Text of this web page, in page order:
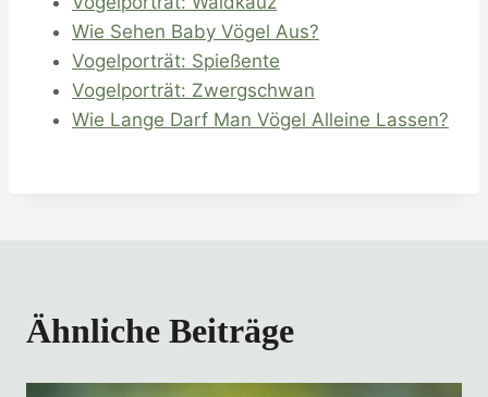
Wie Sehen Baby Vögel Aus?
Vogelporträt: Spießente
Vogelporträt: Zwergschwan
Wie Lange Darf Man Vögel Alleine Lassen?
Ähnliche Beiträge